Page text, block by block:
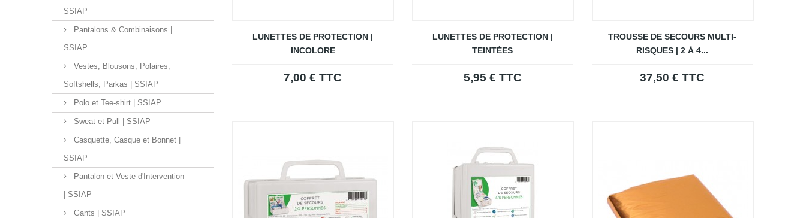
SSIAP
Pantalons & Combinaisons |
SSIAP
Vestes, Blousons, Polaires,
Softshells, Parkas | SSIAP
Polo et Tee-shirt | SSIAP
Sweat et Pull | SSIAP
Casquette, Casque et Bonnet |
SSIAP
Pantalon et Veste d'Intervention
| SSIAP
Gants | SSIAP
LUNETTES DE PROTECTION |
INCOLORE
7,00 € TTC
LUNETTES DE PROTECTION |
TEINTÉES
5,95 € TTC
TROUSSE DE SECOURS MULTI-
RISQUES | 2 À 4...
37,50 € TTC